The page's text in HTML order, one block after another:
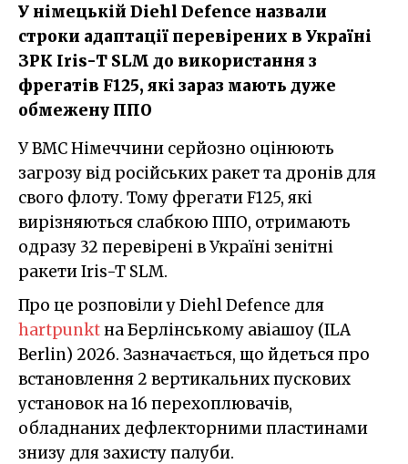
У німецькій Diehl Defence назвали
строки адаптації перевірених в Україні
ЗРК Iris-T SLM до використання з
фрегатів F125, які зараз мають дуже
обмежену ППО
У ВМС Німеччини серйозно оцінюють
загрозу від російських ракет та дронів для
свого флоту. Тому фрегати F125, які
вирізняються слабкою ППО, отримають
одразу 32 перевірені в Україні зенітні
ракети Iris-T SLM.
Про це розповіли у Diehl Defence для
hartpunktна Берлінському авіашоу (ILA
Berlin) 2026. Зазначається, що йдеться про
встановлення 2 вертикальних пускових
установок на 16 перехоплювачів,
обладнаних дефлекторними пластинами
знизу для захисту палуби.